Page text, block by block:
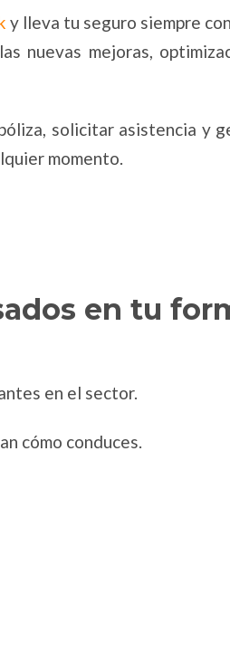
y lleva tu seguro siempre
nuevas mejoras,
solicitar asistencia y
momento.
en tu
en el sector.
cómo conduces.